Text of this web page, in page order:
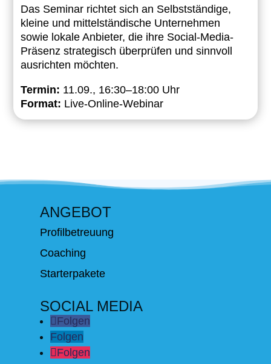
Das Seminar richtet sich an Selbstständige,
kleine und mittelständische Unternehmen
sowie lokale Anbieter, die ihre Social-Media-
Präsenz strategisch überprüfen und sinnvoll
ausrichten möchten.
Termin: 11.09., 16:30–18:00 Uhr
Format: Live-Online-Webinar
ANGEBOT
Profilbetreuung
Coaching
Starterpakete
SOCIAL MEDIA
Folgen
Folgen
Folgen